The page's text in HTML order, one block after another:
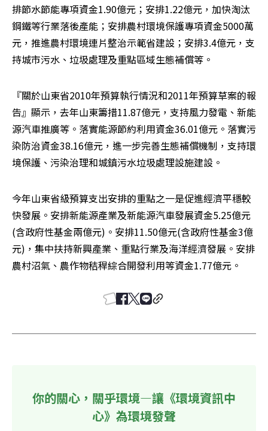
排節水節能專項資金1.90億元；安排1.22億元，加快淘汰
鋼鐵等行業落後產能；安排農村環境保護專項資金5000萬
元，推進農村環境連片整治示範省建設；安排3.4億元，支
持城市污水、垃圾處理及重點區域生態補償等。
『關於山東省2010年預算執行情況和2011年預算草案的報
告』顯示，去年山東籌措11.87億元，支持風力發電、新能
源汽車推廣等。落實能源節約利用資金36.01億元。落實污
染防治資金38.16億元，進一步完善生態補償機制，支持環
境保護、污染治理和城鎮污水垃圾處理設施建設。
今年山東省級預算支出安排的重點之一是促進經濟平穩較
快發展。安排新能源產業及新能源汽車發展資金5.25億元
(含政府性基金兩億元)。安排11.50億元(含政府性基金3億
元)，集中扶持新興產業、重點行業及海洋經濟發展。安排
農村沼氣、農作物秸稈綜合開發利用等資金1.77億元。
你的關心，關乎環境—讓《環境資訊中
心》為環境發聲